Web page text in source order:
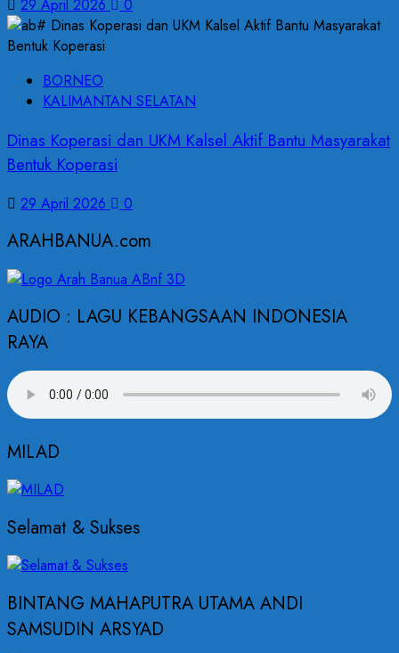
29 April 2026 0
BORNEO
KALIMANTAN SELATAN
Dinas Koperasi dan UKM Kalsel Aktif Bantu Masyarakat
Bentuk Koperasi
29 April 2026 0
ARAHBANUA.com
AUDIO : LAGU KEBANGSAAN INDONESIA
RAYA
MILAD
Selamat & Sukses
BINTANG MAHAPUTRA UTAMA ANDI
SAMSUDIN ARSYAD